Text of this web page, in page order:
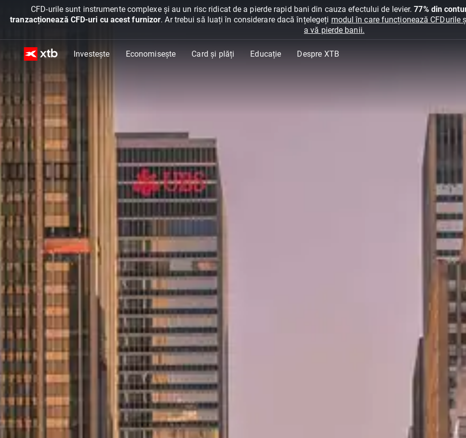
CFD-urile sunt instrumente complexe și au un risc ridicat de a pierde rapid bani din cauza efectului de levier.77% din
tranzacționează CFD-uri cu acest furnizor. Ar trebui să luați în considerare dacă înțelegeți modul în care funcționează
a vă pierde banii.
Investește Economisește Card și plăți Educație Despre XTB